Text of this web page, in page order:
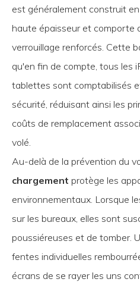
est généralement construit
haute épaisseur et comporte
verrouillage renforcés. Cette
qu'en fin de compte, tous les
tablettes sont comptabilisés
sécurité, réduisant ainsi les
coûts de remplacement
volé.
Au-delà de la prévention du
chargement protège les
environnementaux. Lorsque
sur les bureaux, elles sont
poussiéreuses et de tomber.
fentes individuelles
écrans de se rayer les uns